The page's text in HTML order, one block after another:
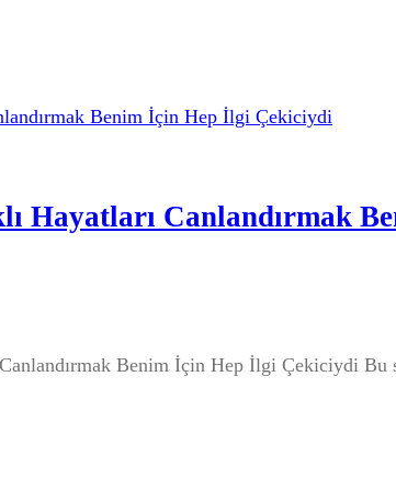
Hayatları Canlandırmak
Benim İçin Hep İlgi Çekiciydi Bu